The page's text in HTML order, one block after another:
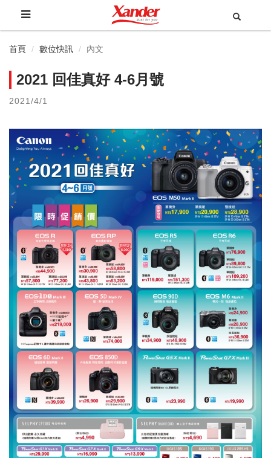
首頁 數位快訊 內文
2021 回佳真好 4-6月號
2021/4/1